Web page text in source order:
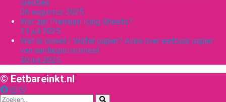
creaties
06 augustus 2025
Wat zijn Premium Icing Sheets?
31 juli 2025
Wat is ouwel / Wafer papier? Alles over eetbaar papier
van aardappelzetmeel
30 juli 2025
© Eetbareinkt.nl